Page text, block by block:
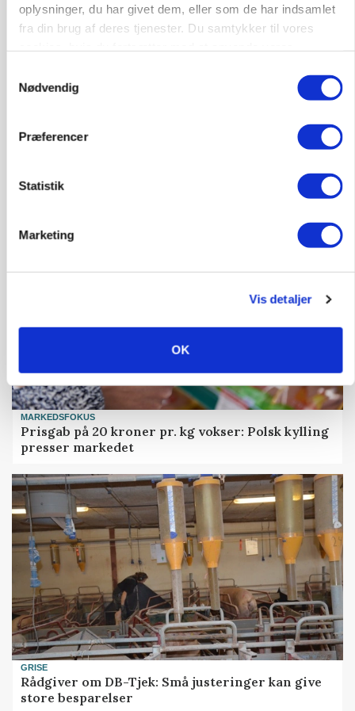
oplysninger, du har givet dem, eller som de har indsamlet
fra din brug af deres tjenester. Du samtykker til vores
Nødvendig
Præferencer
Statistik
Marketing
Vis detaljer
OK
Landmand vågnede ved lyden af skrigende kvier:
MARKEDSFOKUS
Prisgab på 20 kroner pr. kg vokser: Polsk kylling
presser markedet
GRISE
Rådgiver om DB-Tjek: Små justeringer kan give
store besparelser